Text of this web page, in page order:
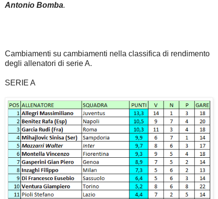
Antonio Bomba.
Cambiamenti su cambiamenti nella classifica di rendimento
degli allenatori di serie A.
SERIE A